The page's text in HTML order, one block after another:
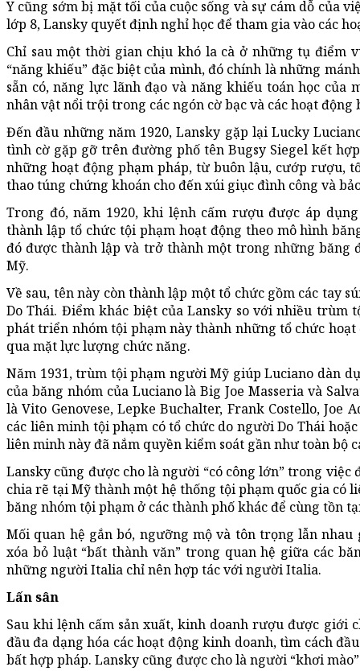
Y cũng sớm bị mặt tối của cuộc sống và sự cám dỗ của
lớp 8, Lansky quyết định nghỉ học để tham gia vào các
Chỉ sau một thời gian chịu khó la cà ở những tụ điểm
“năng khiếu” đặc biệt của mình, đó chính là những
sẵn có, năng lực lãnh đạo và năng khiếu toán học của
nhân vật nổi trội trong các ngón cờ bạc và các hoạt động
Đến đầu những năm 1920, Lansky gặp lại Lucky
tình cờ gặp gỡ trên đường phố tên Bugsy Siegel kết
những hoạt động phạm pháp, từ buôn lậu, cướp rượu,
thao túng chứng khoán cho đến xúi giục đình công và
Trong đó, năm 1920, khi lệnh cấm rượu được áp
thành lập tổ chức tội phạm hoạt động theo mô hình
đó được thành lập và trở thành một trong những băng
Mỹ.
Về sau, tên này còn thành lập một tổ chức gồm các tay
Do Thái. Điểm khác biệt của Lansky so với nhiều trùm
phát triển nhóm tội phạm này thành những tổ chức
qua mặt lực lượng chức năng.
Năm 1931, trùm tội phạm người Mỹ giúp Luciano dàn
của băng nhóm của Luciano là Big Joe Masseria và
là Vito Genovese, Lepke Buchalter, Frank Costello, Joe
các liên minh tội phạm có tổ chức do người Do Thái
liên minh này đã nắm quyền kiểm soát gần như toàn bộ
Lansky cũng được cho là người “có công lớn” trong
chia rẽ tại Mỹ thành một hệ thống tội phạm quốc gia có
băng nhóm tội phạm ở các thành phố khác để cùng tồn
Mối quan hệ gắn bó, ngưỡng mộ và tôn trọng lẫn
xóa bỏ luật “bất thành văn” trong quan hệ giữa các
những người Italia chỉ nên hợp tác với người Italia.
Lấn sân
Sau khi lệnh cấm sản xuất, kinh doanh rượu được giới
đầu đa dạng hóa các hoạt động kinh doanh, tìm cách
bất hợp pháp. Lansky cũng được cho là người “khơi